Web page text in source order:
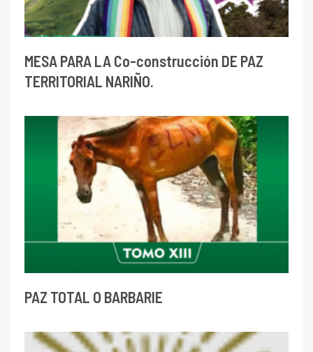
MESA PARA LA Co-construcción DE PAZ
TERRITORIAL NARIÑO.
PAZ TOTAL O BARBARIE